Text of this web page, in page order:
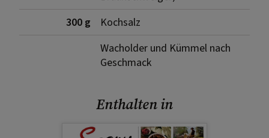
300 g
Kochsalz
Wacholder und Kümmel nach
Geschmack
Enthalten in